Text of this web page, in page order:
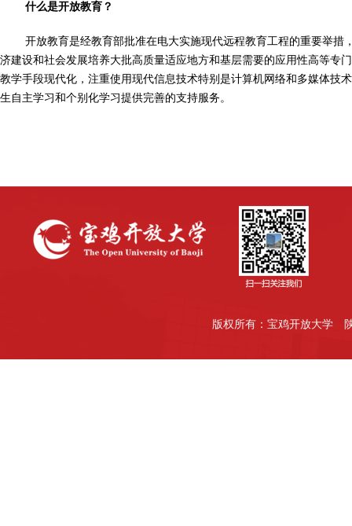
什么是开放教育？
开放教育是经教育部批准在电大实施现代远程教育工程的重要举措
济建设和社会发展培养大批高质量适应地方和基层需要的应用性高等专
教学手段现代化，注重使用现代信息技术特别是计算机网络和多媒体技
生自主学习和个别化学习提供完善的支持服务。
版权所有：宝鸡开放大学